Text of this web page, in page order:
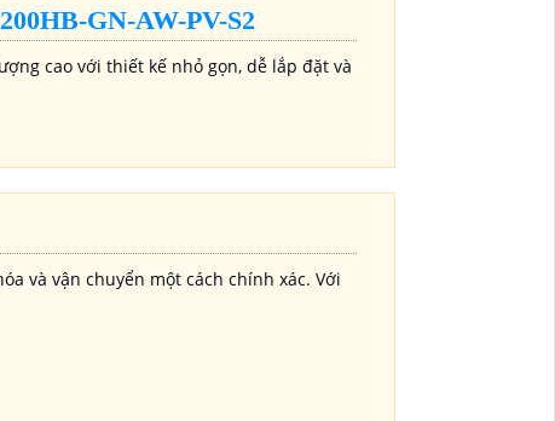
GN-AW-PV-S2
cao với thiết kế nhỏ gọn, dễ lắp đặt và
và vận chuyển một cách chính xác. Với